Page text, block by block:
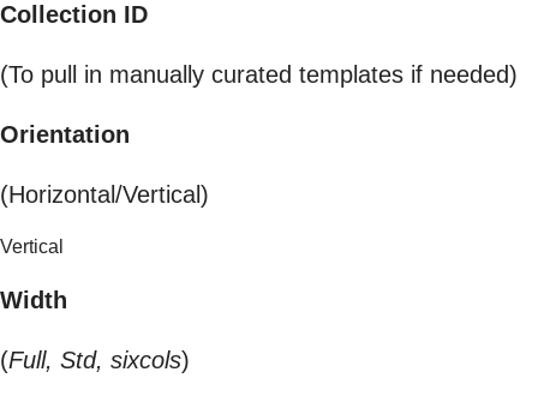
Collection ID
(To pull in manually curated templates if needed)
Orientation
(Horizontal/Vertical)
Vertical
Width
(Full, Std, sixcols)